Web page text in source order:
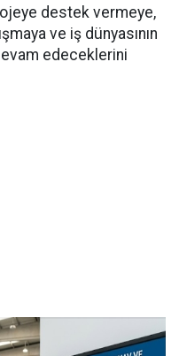
destek vermeye,
ve iş dünyasının
edeceklerini